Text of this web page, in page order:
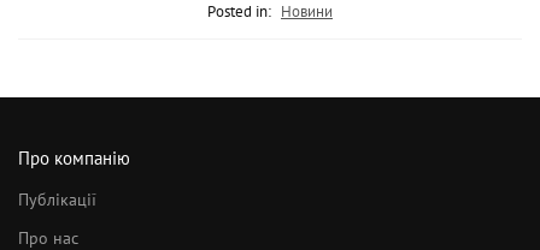
Posted in: Новини
Про компанію
Публікації
Про нас